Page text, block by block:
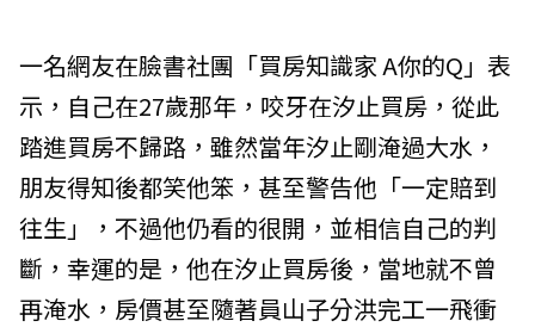
一名網友在臉書社團「買房知識家 A你的Q」表
示，自己在27歲那年，咬牙在汐止買房，從此
踏進買房不歸路，雖然當年汐止剛淹過大水，
朋友得知後都笑他笨，甚至警告他「一定賠到
往生」，不過他仍看的很開，並相信自己的判
斷，幸運的是，他在汐止買房後，當地就不曾
再淹水，房價甚至隨著員山子分洪完工一飛衝